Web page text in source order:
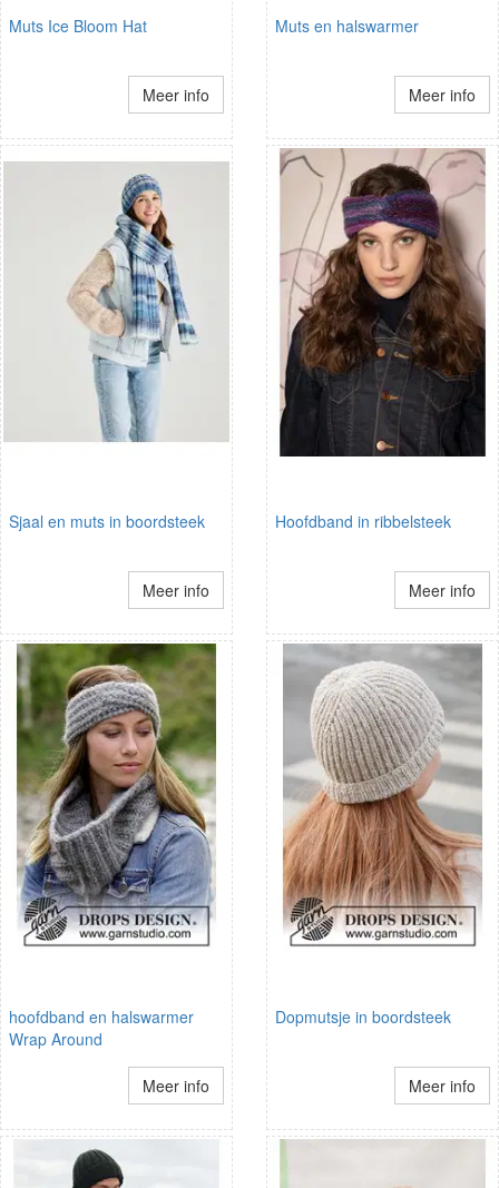
Muts Ice Bloom Hat
Meer info
Muts en halswarmer
Meer info
Sjaal en muts in boordsteek
Meer info
Hoofdband in ribbelsteek
Meer info
hoofdband en halswarmer
Wrap Around
Meer info
Dopmutsje in boordsteek
Meer info